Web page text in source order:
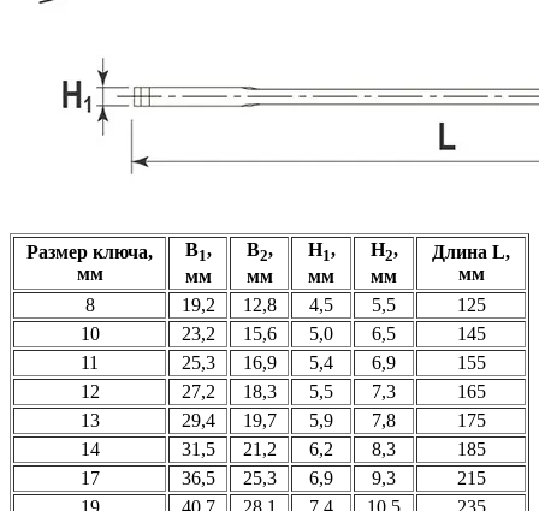
Размер ключа,
мм
В1,
мм
В2,
мм
Н1,
мм
Н2,
мм
Длина L,
мм
8
19,2 12,8 4,5 5,5
125
10
23,2 15,6 5,0 6,5
145
11
25,3 16,9 5,4 6,9
155
12
27,2 18,3 5,5 7,3
165
13
29,4 19,7 5,9 7,8
175
14
31,5 21,2 6,2 8,3
185
17
36,5 25,3 6,9 9,3
215
19
40,7 28,1 7,4 10,5 235